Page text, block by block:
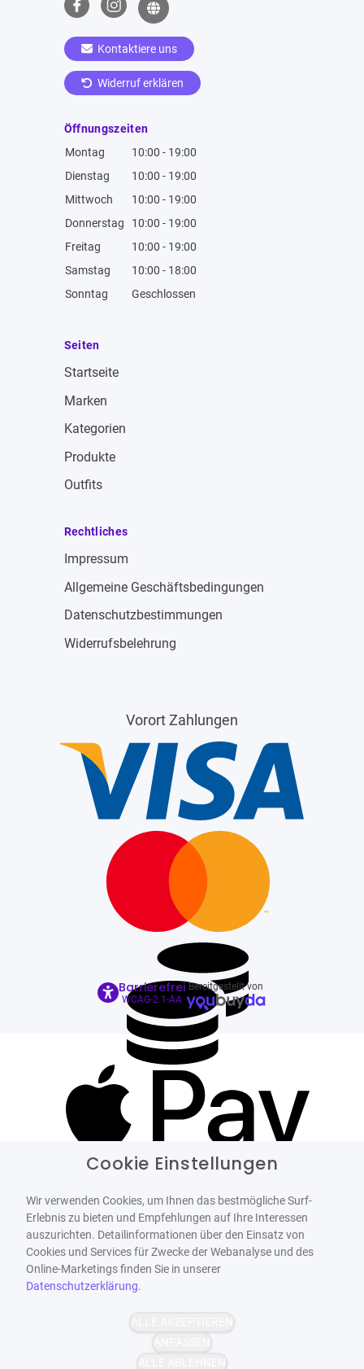
Kontaktiere uns
Widerruf erklären
Öffnungszeiten
Montag
10:00 - 19:00
Dienstag
10:00 - 19:00
Mittwoch
10:00 - 19:00
Donnerstag
10:00 - 19:00
Freitag
10:00 - 19:00
Samstag
10:00 - 18:00
Sonntag
Geschlossen
Seiten
Startseite
Marken
Kategorien
Produkte
Outfits
Rechtliches
Impressum
Allgemeine Geschäftsbedingungen
Datenschutzbestimmungen
Widerrufsbelehrung
Vorort Zahlungen
Barrierefrei
WCAG-2.1-AA
Bereitgestellt von
Cookie Einstellungen
Wir verwenden Cookies, um Ihnen das bestmögliche Surf-
Erlebnis zu bieten und Empfehlungen auf Ihre Interessen
auszurichten. Detailinformationen über den Einsatz von
Cookies und Services für Zwecke der Webanalyse und des
Online-Marketings finden Sie in unserer
Datenschutzerklärung.
ALLE AKZEPTIEREN
ANPASSEN
ALLE ABLEHNEN